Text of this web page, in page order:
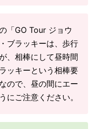
「GO Tour ジョウ
ブラッキーは、歩行
、相棒にして昼時間
ッキーという相棒要
ので、昼の間にエー
にご注意ください。